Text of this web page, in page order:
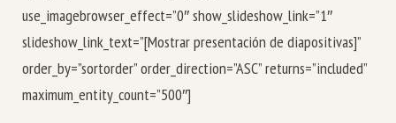
use_imagebrowser_effect=”0″ show_slideshow_link=”1″
slideshow_link_text=”[Mostrar presentación de diapositivas]”
order_by=”sortorder” order_direction=”ASC” returns=”included”
maximum_entity_count=”500″]